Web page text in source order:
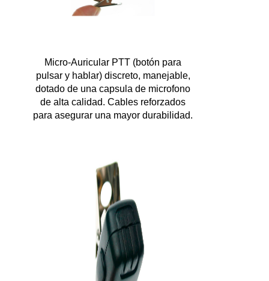
Micro-Auricular PTT (botón para
pulsar y hablar) discreto, manejable,
dotado de una capsula de microfono
de alta calidad. Cables reforzados
para asegurar una mayor durabilidad.